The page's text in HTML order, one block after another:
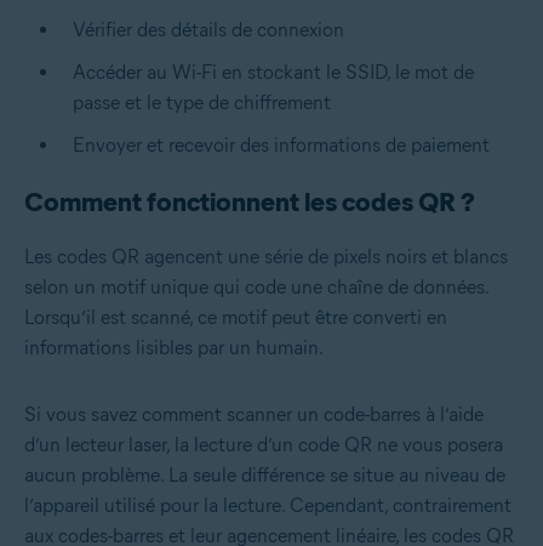
Vérifier des détails de connexion
Accéder au Wi-Fi en stockant le SSID, le mot de
passe et le type de chiffrement
Envoyer et recevoir des informations de paiement
Comment fonctionnent les codes QR ?
Les codes QR agencent une série de pixels noirs et blancs
selon un motif unique qui code une chaîne de données.
Lorsqu’il est scanné, ce motif peut être converti en
informations lisibles par un humain.
Si vous savez comment scanner un code-barres à l’aide
d’un lecteur laser, la lecture d’un code QR ne vous posera
aucun problème. La seule différence se situe au niveau de
l’appareil utilisé pour la lecture. Cependant, contrairement
aux codes-barres et leur agencement linéaire, les codes QR